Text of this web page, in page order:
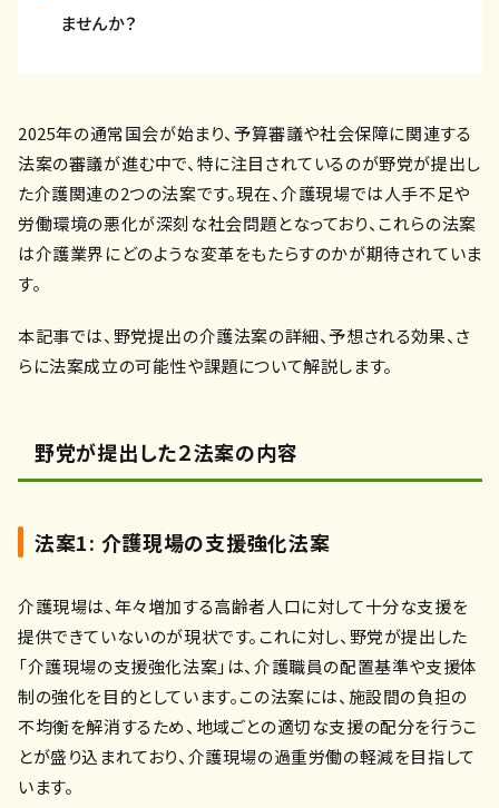
ませんか？
2025年の通常国会が始まり、予算審議や社会保障に関連する
法案の審議が進む中で、特に注目されているのが野党が提出し
た介護関連の2つの法案です。現在、介護現場では人手不足や
労働環境の悪化が深刻な社会問題となっており、これらの法案
は介護業界にどのような変革をもたらすのかが期待されていま
す。
本記事では、野党提出の介護法案の詳細、予想される効果、さ
らに法案成立の可能性や課題について解説します。
野党が提出した２法案の内容
法案1: 介護現場の支援強化法案
介護現場は、年々増加する高齢者人口に対して十分な支援を
提供できていないのが現状です。これに対し、野党が提出した
「介護現場の支援強化法案」は、介護職員の配置基準や支援体
制の強化を目的としています。この法案には、施設間の負担の
不均衡を解消するため、地域ごとの適切な支援の配分を行うこ
とが盛り込まれており、介護現場の過重労働の軽減を目指して
います。